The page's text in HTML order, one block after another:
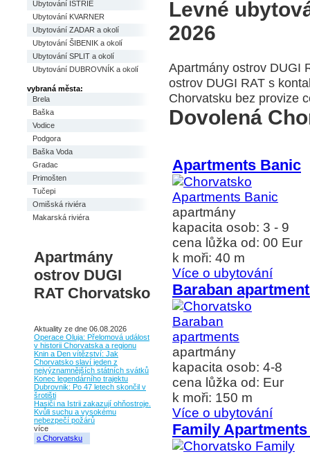
Ubytování ISTRIE
Ubytování KVARNER
Ubytování ZADAR a okolí
Ubytování ŠIBENIK a okolí
Ubytování SPLIT a okolí
Ubytování DUBROVNÍK a okolí
vybraná města:
Brela
Baška
Vodice
Podgora
Baška Voda
Gradac
Primošten
Tučepi
Omišská riviéra
Makarská riviéra
Apartmány
ostrov DUGI
RAT Chorvatsko
Aktuality ze dne 06.08.2026
Operace Oluja: Přelomová událost
v historii Chorvatska a regionu
Knin a Den vítězství: Jak
Chorvatsko slaví jeden z
nejvýznamnějších státních svátků
Konec legendárního trajektu
Dubrovnik: Po 47 letech skončil v
šrotišti
Hasiči na Istrii zakazují ohňostroje.
Kvůli suchu a vysokému
nebezpečí požárů
více
o Chorvatsku
Levné
2026
Apartmány ostrov DUGI
ostrov DUGI RAT s
Chorvatsku bez provize
Dovolená
Apartments Banic
apartmány
kapacita osob: 3 - 9
cena lůžka od: 00 Eur
k moři: 40 m
Více o ubytování
Baraban
apartmány
kapacita osob: 4-8
cena lůžka od: Eur
k moři: 150 m
Více o ubytování
Family